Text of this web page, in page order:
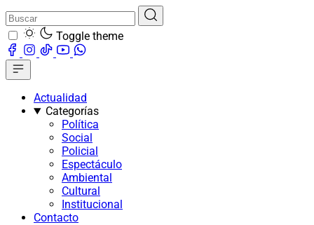
Toggle theme
Actualidad
Categorías
Política
Social
Policial
Espectáculo
Ambiental
Cultural
Institucional
Contacto